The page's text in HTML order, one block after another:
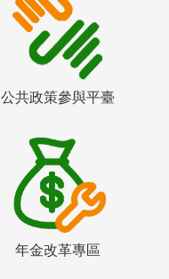
公共政策參與平臺
年金改革專區